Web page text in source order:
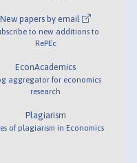
New papers by email
to new additions to
RePEc
EconAcademics
aggregator for economics
research
Plagiarism
of plagiarism in Economics